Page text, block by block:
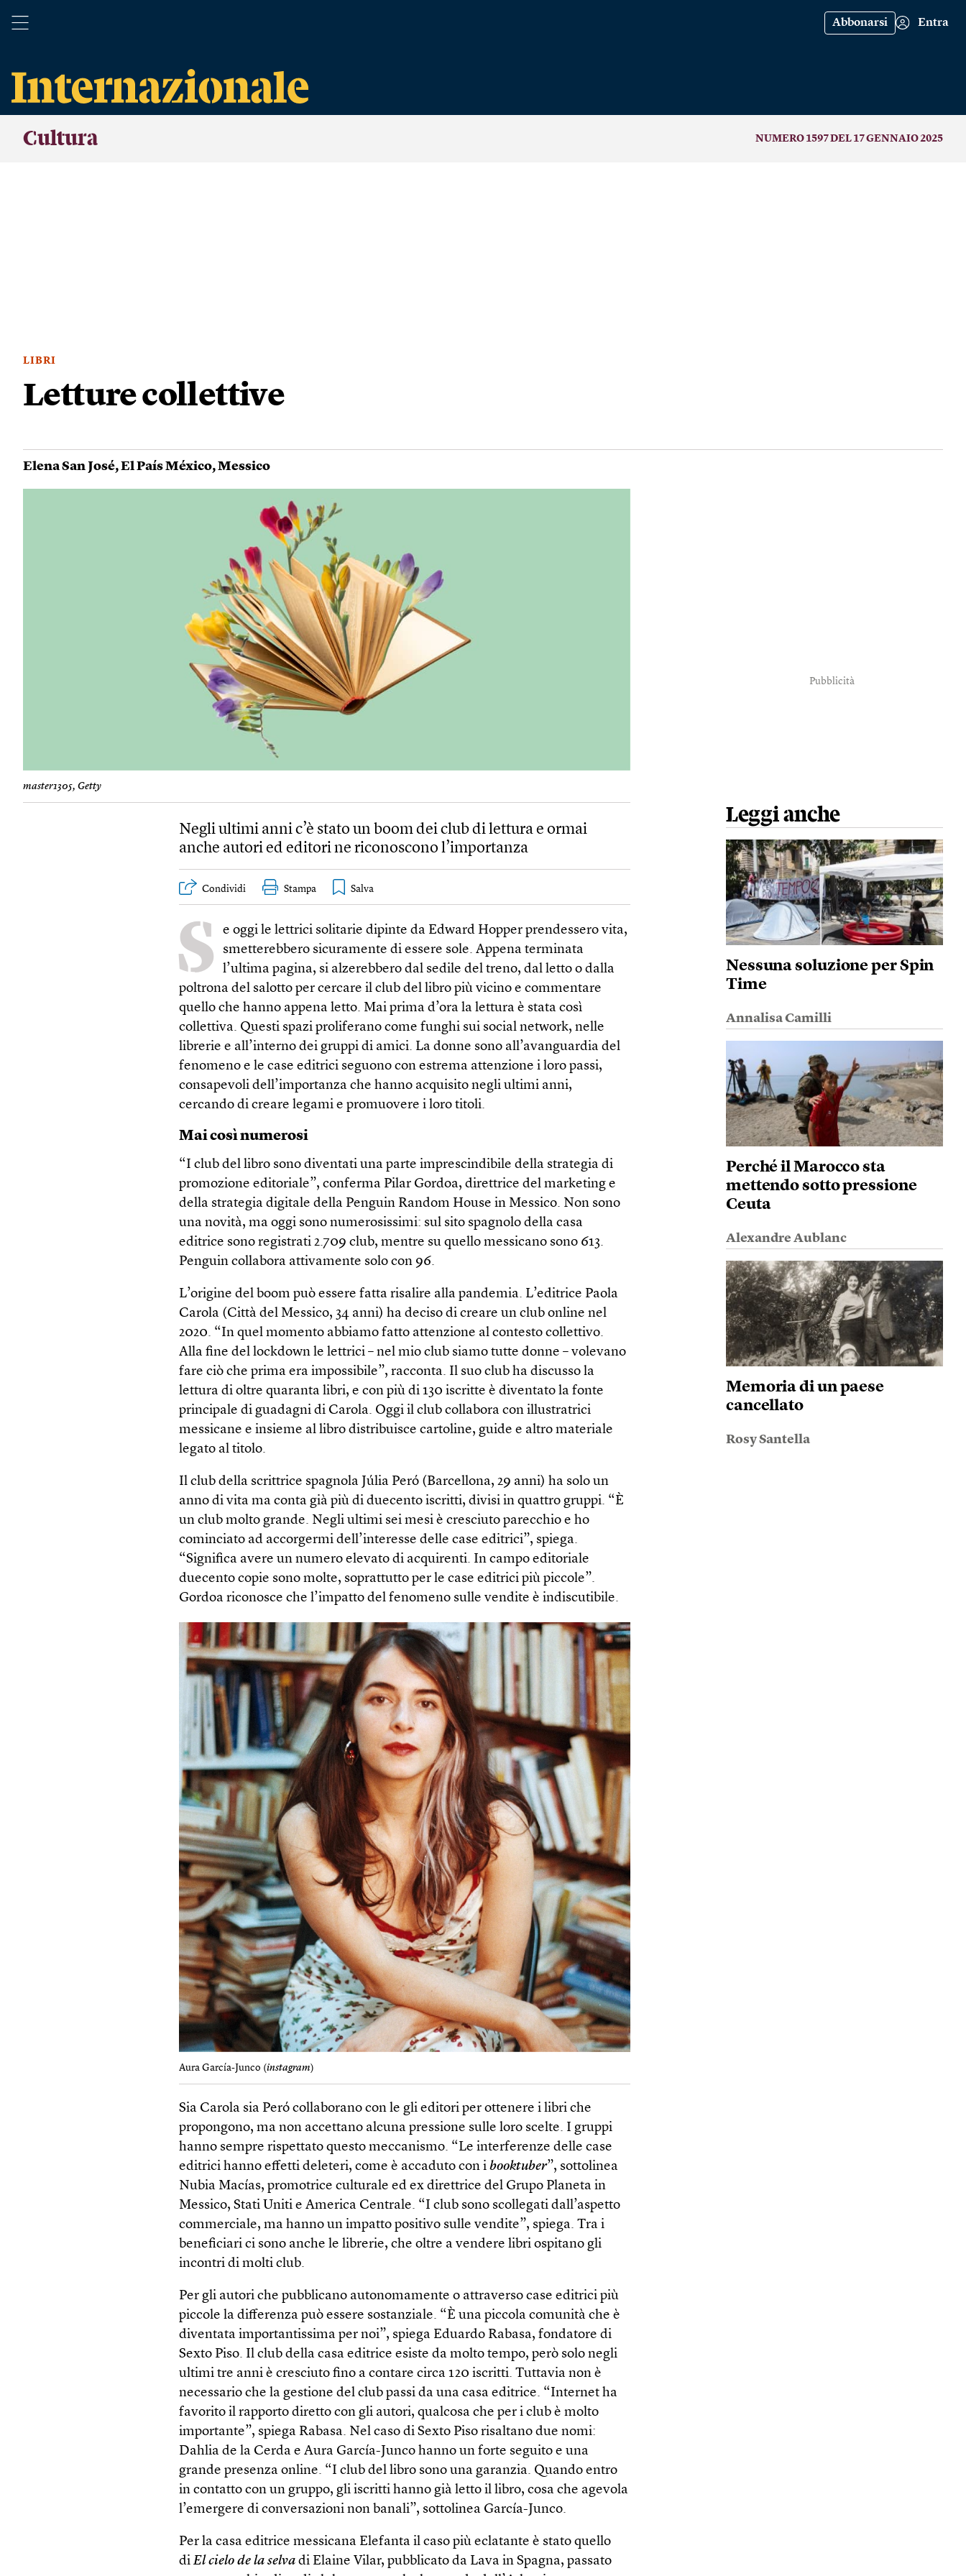
Abbonarsi Entra
Cultura NUMERO 1597 DEL 17 GENNAIO 2025
LIBRI
Letture collettive
Elena San José,El País México,Messico
master1305, Getty
Pubblicità
Negli ultimi anni c’è stato un boom dei club di lettura e ormai
anche autori ed editori ne riconoscono l’importanza
Condividi Stampa
S
e oggi le lettrici solitarie dipinte da Edward Hopper prendessero vita,
smetterebbero sicuramente di essere sole. Appena terminata
l’ultima pagina, si alzerebbero dal sedile del treno, dal letto o dalla
poltrona del salotto per cercare il club del libro più vicino e commentare
quello che hanno appena letto. Mai prima d’ora la lettura è stata così
collettiva. Questi spazi proliferano come funghi sui social network, nelle
librerie e all’interno dei gruppi di amici. La donne sono all’avanguardia del
fenomeno e le case editrici seguono con estrema attenzione i loro passi,
consapevoli dell’importanza che hanno acquisito negli ultimi anni,
cercando di creare legami e promuovere i loro titoli.
Mai così numerosi
“I club del libro sono diventati una parte imprescindibile della strategia di
promozione editoriale”, conferma Pilar Gordoa, direttrice del marketing e
della strategia digitale della Penguin Random House in Messico. Non sono
una novità, ma oggi sono numerosissimi: sul sito spagnolo della casa
editrice sono registrati 2.709 club, mentre su quello messicano sono 613.
Penguin collabora attivamente solo con 96.
L’origine del boom può essere fatta risalire alla pandemia. L’editrice Paola
Carola (Città del Messico, 34 anni) ha deciso di creare un club online nel
2020. “In quel momento abbiamo fatto attenzione al contesto collettivo.
Alla fine del lockdown le lettrici – nel mio club siamo tutte donne – volevano
fare ciò che prima era impossibile”, racconta. Il suo club ha discusso la
lettura di oltre quaranta libri, e con più di 130 iscritte è diventato la fonte
principale di guadagni di Carola. Oggi il club collabora con illustratrici
messicane e insieme al libro distribuisce cartoline, guide e altro materiale
legato al titolo.
Il club della scrittrice spagnola Júlia Peró (Barcellona, 29 anni) ha solo un
anno di vita ma conta già più di duecento iscritti, divisi in quattro gruppi. “È
un club molto grande. Negli ultimi sei mesi è cresciuto parecchio e ho
cominciato ad accorgermi dell’interesse delle case editrici”, spiega.
“Significa avere un numero elevato di acquirenti. In campo editoriale
duecento copie sono molte, soprattutto per le case editrici più piccole”.
Gordoa riconosce che l’impatto del fenomeno sulle vendite è indiscutibile.
Aura García-Junco (instagram)
Sia Carola sia Peró collaborano con le gli editori per ottenere i libri che
propongono, ma non accettano alcuna pressione sulle loro scelte. I gruppi
hanno sempre rispettato questo meccanismo. “Le interferenze delle case
editrici hanno effetti deleteri, come è accaduto con ibook­tuber”, sottolinea
Nubia Macías, promotrice culturale ed ex direttrice del Grupo Planeta in
Messico, Stati Uniti e America Centrale. “I club sono scollegati dall’aspetto
commerciale, ma hanno un impatto positivo sulle vendite”, spiega. Tra i
beneficiari ci sono anche le librerie, che oltre a vendere libri ospitano gli
incontri di molti club.
Per gli autori che pubblicano autonomamente o attraverso case editrici più
piccole la differenza può essere sostanziale. “È una piccola comunità che è
diventata importantissima per noi”, spiega Eduardo Rabasa, fondatore di
Sexto Piso. Il club della casa editrice esiste da molto tempo, però solo negli
ultimi tre anni è cresciuto fino a contare circa 120 iscritti. Tuttavia non è
necessario che la gestione del club passi da una casa editrice. “Internet ha
favorito il rapporto diretto con gli autori, qualcosa che per i club è molto
importante”, spiega Rabasa. Nel caso di Sexto Piso risaltano due nomi:
Dahlia de la Cerda e Aura García-Junco hanno un forte seguito e una
grande presenza online. “I club del libro sono una garanzia. Quando entro
in contatto con un gruppo, gli iscritti hanno già letto il libro, cosa che agevola
l’emergere di conversazioni non banali”, sottolinea García-Junco.
Per la casa editrice messicana Elefanta il caso più eclatante è stato quello
diEl cielo de la selva di Elaine Vilar, pubblicato da Lava in Spagna, passato
Leggi anche
Nessuna soluzione per Spin
Time
Annalisa Camilli
Perché il Marocco sta
mettendo sotto pressione
Ceuta
Alexandre Aublanc
Memoria di un paese
cancellato
Rosy Santella